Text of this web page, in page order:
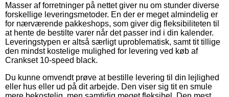
Masser af forretninger på nettet giver nu om stunder diverse
forskellige leveringsmetoder. En der er meget almindelig er
for nærværende pakkeshops, som giver dig fleksibiliteten til
at hente de bestilte varer når det passer ind i din kalender.
Leveringstypen er altså særligt uproblematisk, samt tit tillige
den mindst kostelige mulighed for levering ved køb af
Crankset 10-speed black.
Du kunne omvendt prøve at bestille levering til din lejlighed
eller hus eller ud på dit arbejde. Den viser sig tit en smule